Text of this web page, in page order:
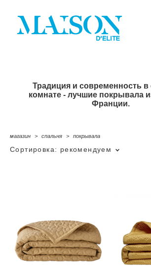
Традиция и современность в
комнате - лучшие покрывала
Франции.
магазин > спальня > покрывала
Сортировка: рекомендуем